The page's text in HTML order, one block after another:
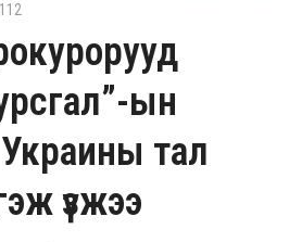
112
ын
тал
үзжээ